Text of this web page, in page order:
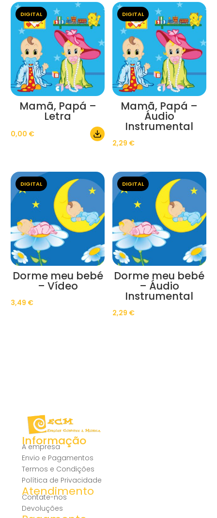
DIGITAL
Mamã, Papá –
Letra
0,00 €
DIGITAL
Mamã, Papá –
Áudio
Instrumental
2,29 €
DIGITAL
Dorme meu bebé
– Vídeo
3,49 €
DIGITAL
Dorme meu bebé
– Áudio
Instrumental
2,29 €
Informação
A empresa
Envio e Pagamentos
Termos e Condições
Política de Privacidade
Atendimento
Contate-nos
Devoluções